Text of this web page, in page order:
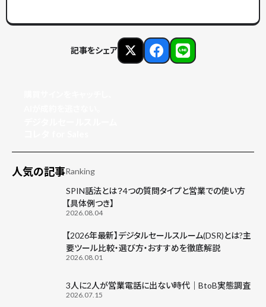
記事をシェア
人気の記事Ranking
SPIN話法とは？4つの質問タイプと営業での使い方
【具体例つき】
2026.08.04
【2026年最新】デジタルセールスルーム(DSR)とは?主
要ツール比較・選び方・おすすめを徹底解説
2026.08.01
3人に2人が営業電話に出ない時代｜BtoB実態調査
2026.07.15